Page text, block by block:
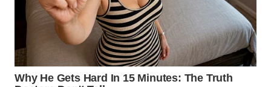
TEBING
TINGGI
WN